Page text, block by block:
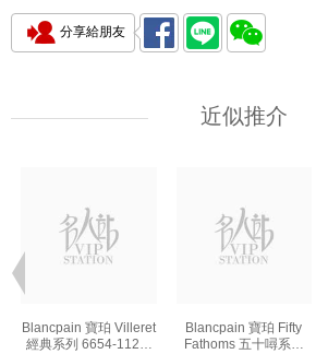
分享給朋友
近似推介
Blancpain 寶珀 Villeret
經典系列 6654-1127-
Blancpain 寶珀 Fifty
Fathoms 五十噚系列